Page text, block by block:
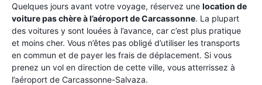
Quelques jours avant votre voyage, réservez une location de
voiture pas chère à l’aéroport de Carcassonne. La plupart
des voitures y sont louées à l’avance, car c’est plus pratique
et moins cher. Vous n’êtes pas obligé d’utiliser les transports
en commun et de payer les frais de déplacement. Si vous
prenez un vol en direction de cette ville, vous atterrissez à
l’aéroport de Carcassonne-Salvaza.